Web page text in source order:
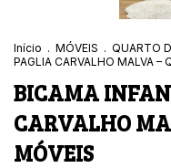
Início . MÓVEIS . QUARTO
PAGLIA CARVALHO MALVA –
BICAMA
CARVALHO
MÓVEIS